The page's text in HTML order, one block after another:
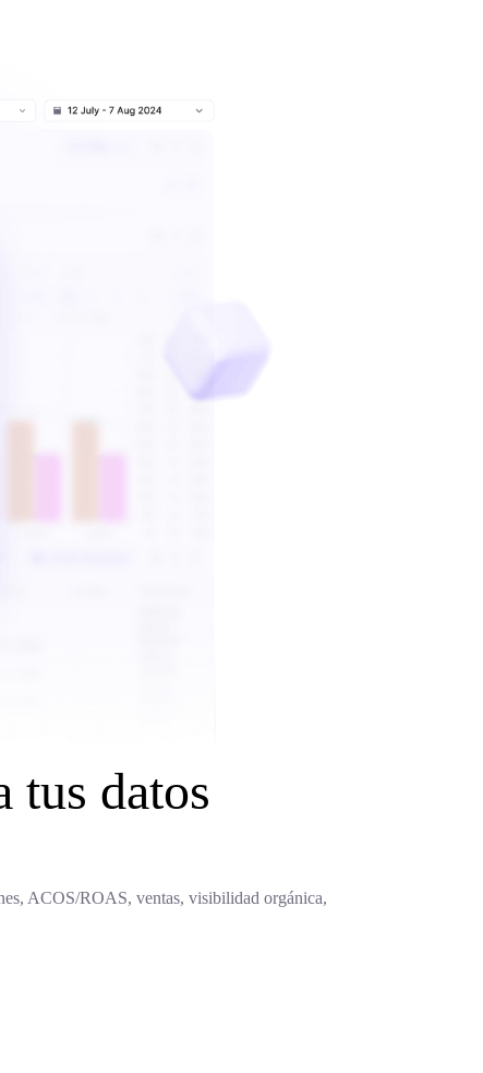
tus datos
ACOS/ROAS, ventas, visibilidad orgánica,